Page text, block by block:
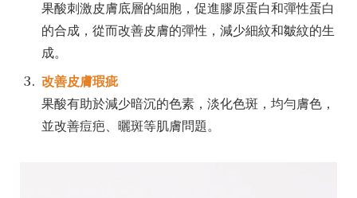
果酸刺激皮膚底層的細胞，促進膠原蛋白和彈性蛋白
的合成，從而改善皮膚的彈性，減少細紋和皺紋的生
成。
改善皮膚瑕疵
果酸有助於減少暗沉的色素，淡化色斑，均勻膚色，
並改善痘疤、曬斑等肌膚問題。